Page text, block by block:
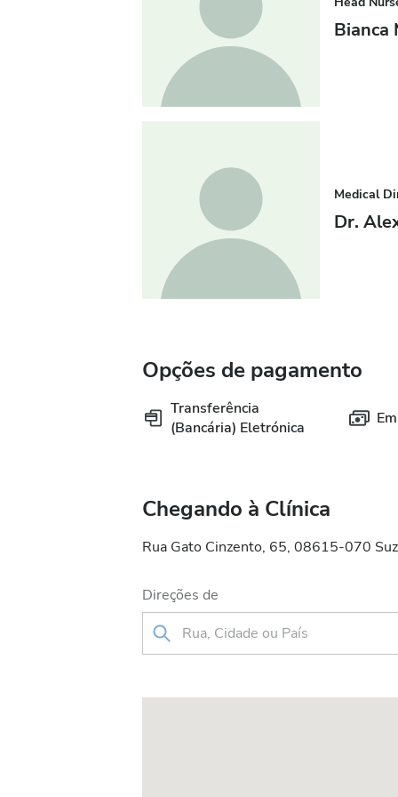
Bianca
Medical
Dr.
Opções de pagamento
Transferência
(Bancária) Eletrónica
Chegando à Clínica
Rua Gato Cinzento, 65, 08615-070
Direções de